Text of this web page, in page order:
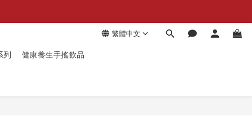
繁體中文
列 健康養生手搖飲品